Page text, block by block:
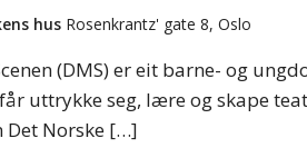
hus Rosenkrantz' gate 8, Oslo
(DMS) er eit barne- og
uttrykke seg, lære og skape
Norske […]